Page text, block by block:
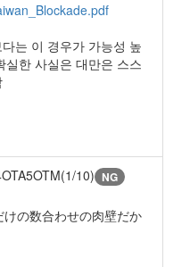
는 이 경우가 가능성 높
실한 사실은 대만은 스스
10) NG
の数合わせの肉壁だか